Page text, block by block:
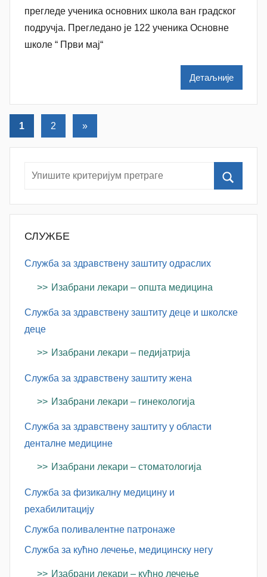
A
n
e
o
прегледе ученика основних школа ван градског
подручја. Прегледано је 122 ученика Основне
школе “ Први мај“
Детаљније
Кретање
чланака
1 2
Следећи
»
СЛУЖБЕ
Служба за здравствену заштиту одраслих
Изабрани лекари – општа медицина
Служба за здравствену заштиту деце и школске
деце
Изабрани лекари – педијатрија
Служба за здравствену заштиту жена
Изабрани лекари – гинекологија
Служба за здравствену заштиту у области
денталне медицине
Изабрани лекари – стоматологија
Служба за физикалну медицину и
рехабилитацију
Служба поливалентне патронаже
Служба за кућно лечење, медицинску негу
Изабрани лекари – кућно лечење